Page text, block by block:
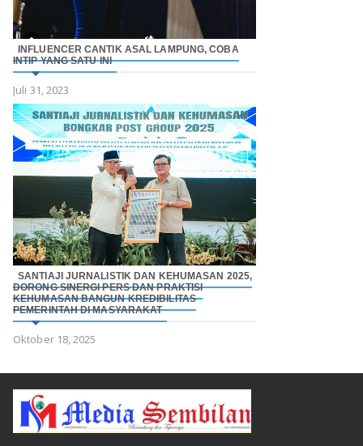
INFLUENCER CANTIK ASAL LAMPUNG, COBA
INTIP YANG SATU INI
Juli 31, 2023
SANTIAJI JURNALISTIK DAN KEHUMASAN 2025,
DORONG SINERGI PERS DAN PRAKTISI
KEHUMASAN BANGUN KREDIBILITAS
PEMERINTAH DI MASYARAKAT
Oktober 18, 2025